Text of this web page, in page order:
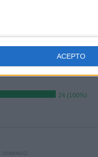
ACEPTO
24 (100%)
DOMINGO